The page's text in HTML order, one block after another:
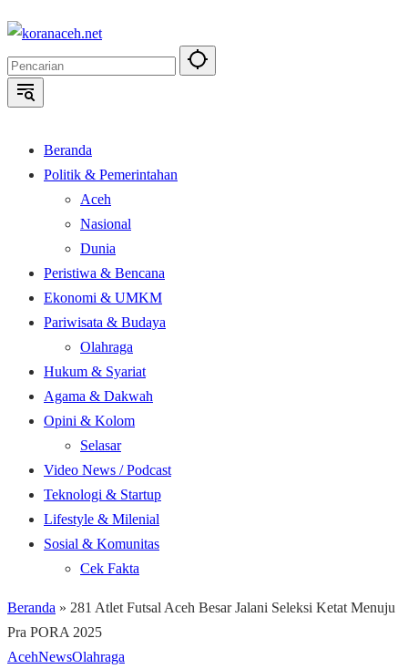
Langsung
konten
Beranda
Politik & Pemerintahan
Aceh
Nasional
Dunia
Peristiwa & Bencana
Ekonomi & UMKM
Pariwisata & Budaya
Olahraga
Hukum & Syariat
Agama & Dakwah
Opini & Kolom
Selasar
Video News / Podcast
Teknologi & Startup
Lifestyle & Milenial
Sosial & Komunitas
Cek Fakta
Beranda » 281 Atlet Futsal Aceh Besar Jalani Seleksi Ketat Menuju
Pra PORA 2025
AcehNewsOlahraga